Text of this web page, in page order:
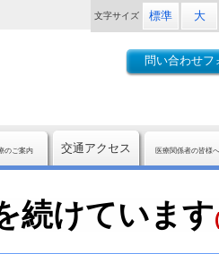
文字サイズ 標準 大
問い合わせフ
のご案内 交通アクセス 医療関係者の皆様へ
続けています